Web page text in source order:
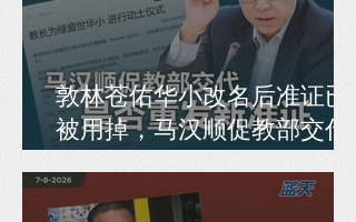
敦林苍佑华小改名后准证已
被用掉，马汉顺促教部交代